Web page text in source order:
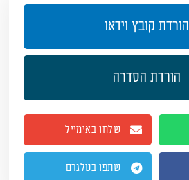
הורדת קובץ וידאו
הורדת הסדרה
שלחו באימייל
שתפו בטלגרם